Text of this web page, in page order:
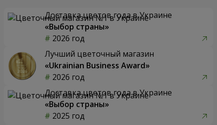
Доставка цветов года в Украине
«Выбор страны»
2026 год
Лучший цветочный магазин
«Ukrainian Business Award»
2026 год
Доставка цветов года в Украине
«Выбор страны»
2025 год